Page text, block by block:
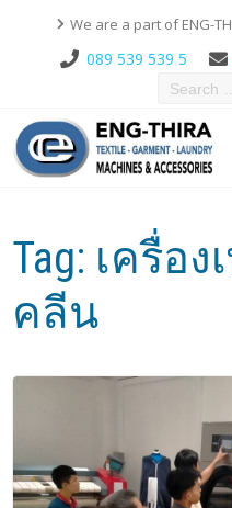
We are a part of ENG-
089 539 539 5
Tag: เครื่อง
คลีน